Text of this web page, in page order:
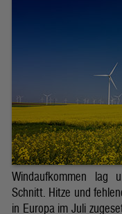
Windaufkommen lag
Schnitt. Hitze und
in Europa im Juli